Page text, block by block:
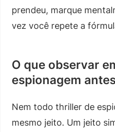
prendeu, marque
vez você repete a
O que observar
espionagem
Nem todo thriller de
mesmo jeito. Um jeito